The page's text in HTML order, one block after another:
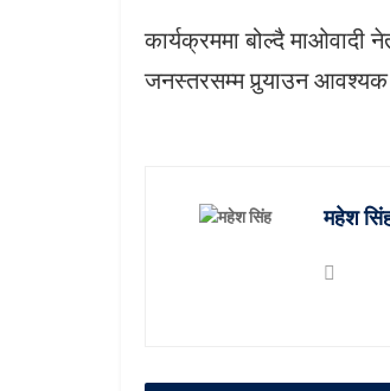
कार्यक्रममा बोल्दै माओवादी
जनस्तरसम्म पुर्‍याउन आवश्यक
महेश